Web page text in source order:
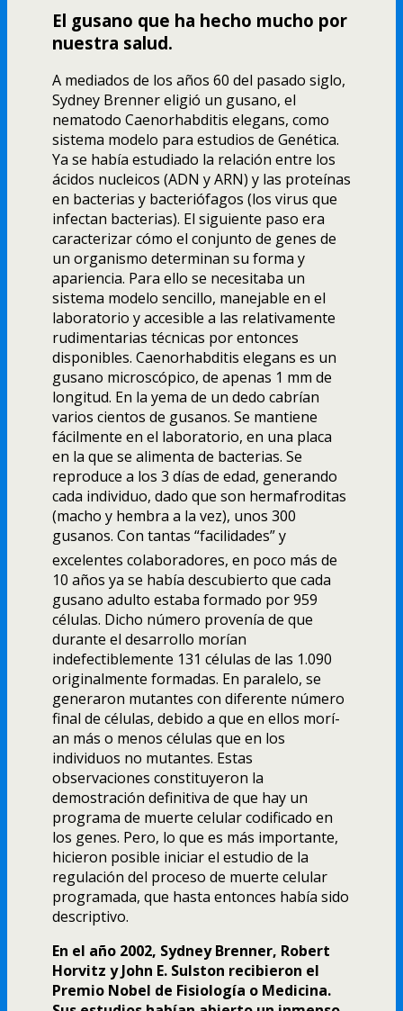
El gusano que ha hecho mucho por
nuestra salud.
A mediados de los años 60 del pasado siglo,
Sydney Brenner eligió un gusano, el
nematodo Caenorhabditis elegans, como
sistema modelo para estudios de Genética.
Ya se habí­a estudiado la relación entre los
ácidos nucleicos (ADN y ARN) y las proteí­nas
en bacterias y bacteriófagos (los virus que
infectan bacterias). El siguiente paso era
caracterizar cómo el conjunto de genes de
un organismo determinan su forma y
apariencia. Para ello se necesitaba un
sistema modelo sencillo, manejable en el
laboratorio y accesible a las relativamente
rudimentarias técnicas por entonces
disponibles. Caenorhabditis elegans es un
gusano microscópico, de apenas 1 mm de
longitud. En la yema de un dedo cabrí­an
varios cientos de gusanos. Se mantiene
fácilmente en el laboratorio, en una placa
en la que se alimenta de bacterias. Se
reproduce a los 3 dí­as de edad, generando
cada individuo, dado que son hermafroditas
(macho y hembra a la vez), unos 300
gusanos. Con tantas “facilidades” y
excelentes colaboradores, en poco más de
10 años ya se habí­a descubierto que cada
gusano adulto estaba formado por 959
células. Dicho número provení­a de que
durante el desarrollo morí­an
indefectiblemente 131 células de las 1.090
originalmente formadas. En paralelo, se
generaron mutantes con diferente número
final de células, debido a que en ellos morí­
an más o menos células que en los
individuos no mutantes. Estas
observaciones constituyeron la
demostración definitiva de que hay un
programa de muerte celular codificado en
los genes. Pero, lo que es más importante,
hicieron posible iniciar el estudio de la
regulación del proceso de muerte celular
programada, que hasta entonces habí­a sido
descriptivo.
En el año 2002, Sydney Brenner, Robert
Horvitz y John E. Sulston recibieron el
Premio Nobel de Fisiologí­a o Medicina.